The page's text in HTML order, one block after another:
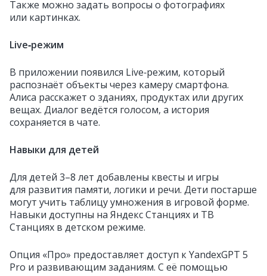
Также можно задать вопросы о фотографиях
или картинках.
Live‑режим
В приложении появился Live‑режим, который
распознаёт объекты через камеру смартфона.
Алиса расскажет о зданиях, продуктах или других
вещах. Диалог ведётся голосом, а история
сохраняется в чате.
Навыки для детей
Для детей 3–8 лет добавлены квесты и игры
для развития памяти, логики и речи. Дети постарше
могут учить таблицу умножения в игровой форме.
Навыки доступны на Яндекс Станциях и ТВ
Станциях в детском режиме.
Опция «Про» предоставляет доступ к YandexGPT 5
Pro и развивающим заданиям. С её помощью